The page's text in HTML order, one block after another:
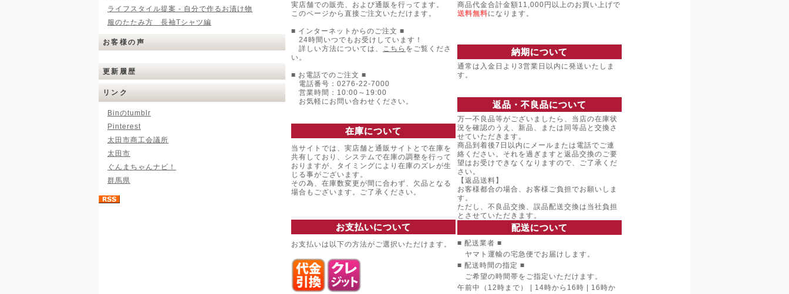
ライフスタイル提案 - 自分で作るお漬け物
服のたたみ方 長袖Tシャツ編
お客様の声
更新履歴
リンク
Binのtumblr
Pinterest
太田市商工会議所
太田市
ぐんまちゃんナビ！
群馬県
実店舗での販売、および通販を行ってます。
このページから直接ご注文いただけます。
■ インターネットからのご注文 ■
24時間いつでもお受けしています！
詳しい方法については、 こちら をご覧くださ
い。
■ お電話でのご注文 ■
電話番号：0276-22-7000
営業時間：10:00～19:00
お気軽にお問い合わせください。
在庫について
当サイトでは、実店舗と通販サイトとで在庫を
共有しており、システムで在庫の調整を行って
おりますが、タイミングにより在庫のズレが生
じる事がございます。
その為、在庫数変更が間に合わず、欠品となる
場合もございます。ご了承ください。
お支払いについて
お支払いは以下の方法がご選択いただけます。
商品代金合計金額11,000円以上のお買い上げで
送料無料になります。
納期について
通常は入金日より3営業日以内に発送いたしま
す。
返品・不良品について
万一不良品等がございましたら、当店の在庫状
況を確認のうえ、新品、または同等品と交換さ
せていただきます。
商品到着後7日以内にメールまたは電話でご連
絡ください。それを過ぎますと返品交換のご要
望はお受けできなくなりますので、ご了承くだ
さい。
【返品送料】
お客様都合の場合、お客様ご負担でお願いしま
す。
ただし、不良品交換、誤品配送交換は当社負担
とさせていただきます。
配送について
■ 配送業者 ■
ヤマト運輸の宅急便でお届けします。
■ 配送時間の指定 ■
ご希望の時間帯をご指定いただけます。
午前中（12時まで） | 14時から16時 | 16時か